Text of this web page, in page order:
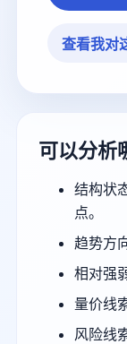
查看我对
可以分析
结构状
点。
趋势方
相对强
量价线
风险线